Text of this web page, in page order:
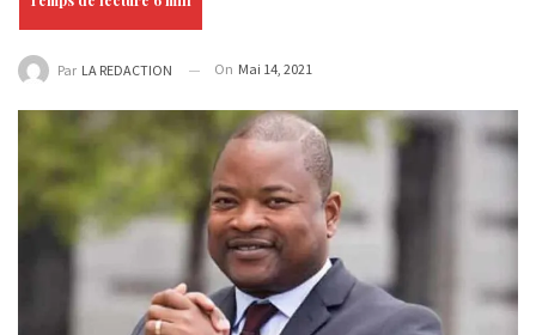
Par LA REDACTION On Mai 14, 2021